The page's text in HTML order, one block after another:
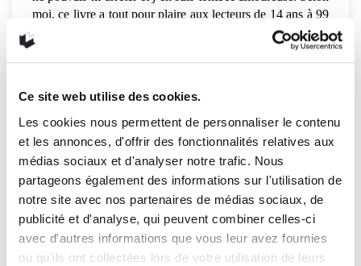
Ce site web utilise des cookies.
Les cookies nous permettent de personnaliser le contenu
et les annonces, d'offrir des fonctionnalités relatives aux
médias sociaux et d'analyser notre trafic. Nous
partageons également des informations sur l'utilisation de
notre site avec nos partenaires de médias sociaux, de
publicité et d'analyse, qui peuvent combiner celles-ci
avec d'autres informations que vous leur avez fournies
ou qu'ils ont collectées lors de votre utilisation de leurs
moi, ce livre a tout pour plaire aux lecteurs de 14 ans à 99
ans, à condition d’avoir l’esprit ouvert, bien sûr. Je vous
souhaite donc d’aimer Fé qui aime Fé autant que moi…
Anabel Cyr Bérubé
Categories:
Jeunesse, Les chroniques d'Anabel,Romans,Suggestions
de lecture
2016 amélie dumoulin
anabel cyr bérubé
chronique
dumoulin fé m fé
homosexualité